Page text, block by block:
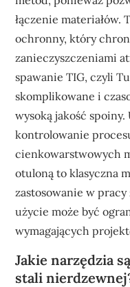
łączenie materiałów.
ochronny, który
zanieczyszczeniami
spawanie TIG, czyli
skomplikowane i
wysoką jakość
kontrolowanie
cienkowarstwowych
otuloną to klasyczna
zastosowanie w
użycie może być
wymagających
Jakie narzędzia
stali